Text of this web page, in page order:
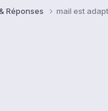
Réponses mail est